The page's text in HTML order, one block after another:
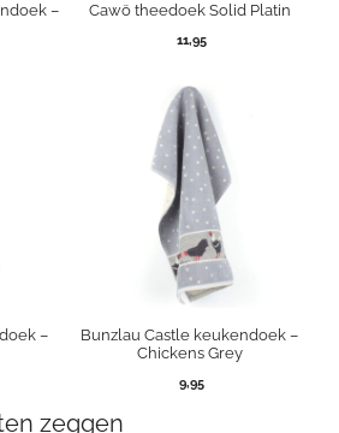
–
Cawö theedoek Solid Platin
11,95
–
Bunzlau Castle keukendoek –
Chickens Grey
9,95
zeggen